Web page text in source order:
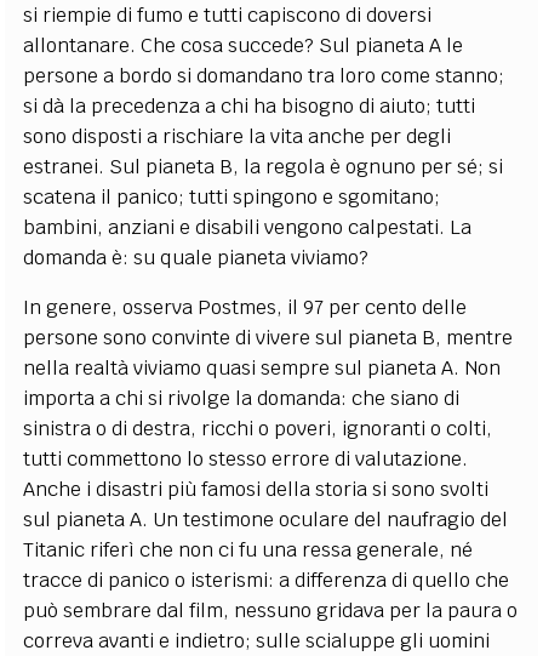
si riempie di fumo e tutti capiscono di doversi
allontanare. Che cosa succede? Sul pianeta A le
persone a bordo si domandano tra loro come stanno;
si dà la precedenza a chi ha bisogno di aiuto; tutti
sono disposti a rischiare la vita anche per degli
estranei. Sul pianeta B, la regola è ognuno per sé; si
scatena il panico; tutti spingono e sgomitano;
bambini, anziani e disabili vengono calpestati. La
domanda è: su quale pianeta viviamo?
In genere, osserva Postmes, il 97 per cento delle
persone sono convinte di vivere sul pianeta B, mentre
nella realtà viviamo quasi sempre sul pianeta A. Non
importa a chi si rivolge la domanda: che siano di
sinistra o di destra, ricchi o poveri, ignoranti o colti,
tutti commettono lo stesso errore di valutazione.
Anche i disastri più famosi della storia si sono svolti
sul pianeta A. Un testimone oculare del naufragio del
Titanic riferì che non ci fu una ressa generale, né
tracce di panico o isterismi: a differenza di quello che
può sembrare dal film, nessuno gridava per la paura o
correva avanti e indietro; sulle scialuppe gli uomini